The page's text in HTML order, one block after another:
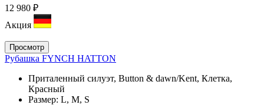
12 980 ₽
Акция
Просмотр
Рубашка FYNCH HATTON
Приталенный силуэт, Button & dawn/Kent, Клетка,
Красный
Размер: L, M, S